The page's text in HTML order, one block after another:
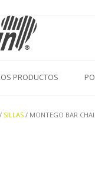
PRODUCTOS
/ SILLAS / MONTEGO BAR